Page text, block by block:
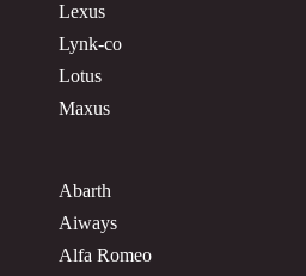
Lexus
Lynk-co
Lotus
Maxus
Abarth
Aiways
Alfa Romeo